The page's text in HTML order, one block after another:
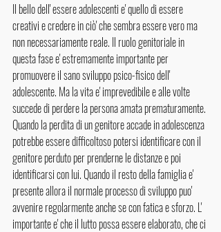
Il bello dell' essere adolescenti e' quello di essere
creativi e credere in ciò' che sembra essere vero ma
non necessariamente reale. Il ruolo genitoriale in
questa fase e' estremamente importante per
promuovere il sano sviluppo psico-fisico dell'
adolescente. Ma la vita e' imprevedibile e alle volte
succede di perdere la persona amata prematuramente.
Quando la perdita di un genitore accade in adolescenza
potrebbe essere difficoltoso potersi identificare con il
genitore perduto per prenderne le distanze e poi
identificarsi con lui. Quando il resto della famiglia e'
presente allora il normale processo di sviluppo puo'
avvenire regolarmente anche se con fatica e sforzo. L'
importante e' che il lutto possa essere elaborato, che ci